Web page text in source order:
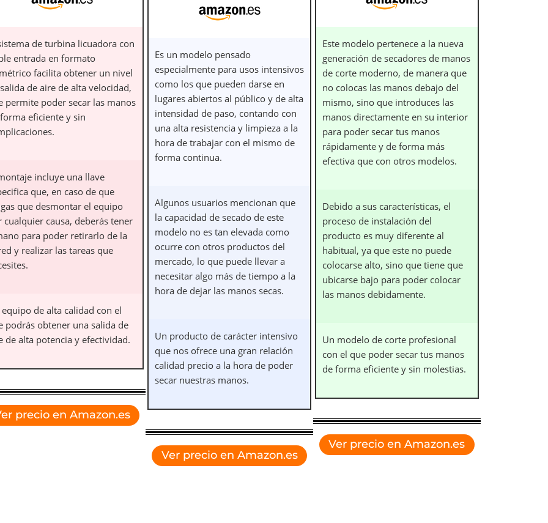
de turbina licuadora con
entrada en formato
facilita obtener un nivel
de aire de alta velocidad,
permite poder secar las manos
eficiente y sin
incluye una llave
que, en caso de que
que desmontar el equipo
cualquier causa, deberás tener
para poder retirarlo de la
y realizar las tareas que
equipo de alta calidad con el
podrás obtener una salida de
de alta potencia y efectividad.
precio en Amazon.es
Es un modelo pensado
especialmente para usos intensivos
como los que pueden darse en
lugares abiertos al público y de alta
intensidad de paso, contando con
una alta resistencia y limpieza a la
hora de trabajar con el mismo de
forma continua.
Algunos usuarios mencionan que
la capacidad de secado de este
modelo no es tan elevada como
ocurre con otros productos del
mercado, lo que puede llevar a
necesitar algo más de tiempo a la
hora de dejar las manos secas.
Un producto de carácter intensivo
que nos ofrece una gran relación
calidad precio a la hora de poder
secar nuestras manos.
Ver precio en Amazon.es
Este modelo pertenece a la nueva
generación de secadores de manos
de corte moderno, de manera que
no colocas las manos debajo del
mismo, sino que introduces las
manos directamente en su interior
para poder secar tus manos
rápidamente y de forma más
efectiva que con otros modelos.
Debido a sus características, el
proceso de instalación del
producto es muy diferente al
habitual, ya que este no puede
colocarse alto, sino que tiene que
ubicarse bajo para poder colocar
las manos debidamente.
Un modelo de corte profesional
con el que poder secar tus manos
de forma eficiente y sin molestias.
Ver precio en Amazon.es